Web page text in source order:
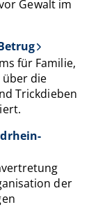
Gewalt im
für Familie,
über die
Trickdieben
der